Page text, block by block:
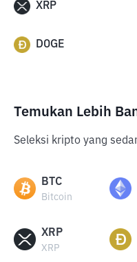
XRP
DOGE
Temukan Lebih
Seleksi kripto yang
BTC
Bitcoin
XRP
XRP